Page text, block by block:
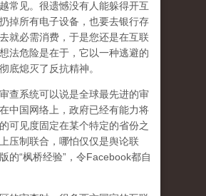
常见。很遗憾没有人能躲得开互
掉所有电子设备，也要去银行存
就必需消费，于是您还是在互联
法危险是在于，它以一种逃避的
底熄灭了反抗精神。
查系统可以说是全球最先进的审
中国网络上，政府已经有能力将
可见度固定在某个特定的省份之
压制联合 ，哪怕仅仅是舆论联
的“枫桥经验”，令Facebook都自